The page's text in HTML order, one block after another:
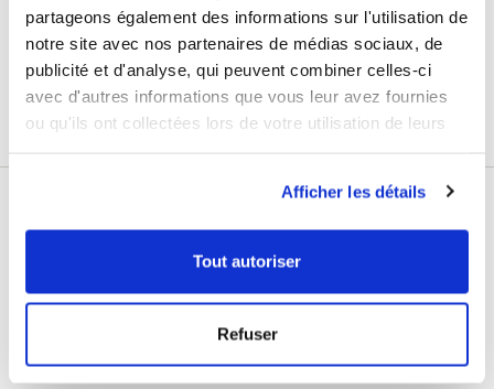
partageons également des informations sur l'utilisation de
notre site avec nos partenaires de médias sociaux, de
publicité et d'analyse, qui peuvent combiner celles-ci
avec d'autres informations que vous leur avez fournies
ou qu'ils ont collectées lors de votre utilisation de leurs
Afficher les détails
Tout autoriser
Refuser
Monday - Friday
8am - 12pm and 2pm - 6pm
Su
dirección
de
correo
electrónico
Sign Up
Enim quis fugiat consequat elit minim nisi eu occaecat occaecat deserunt aliquip
nisi ex deserunt.